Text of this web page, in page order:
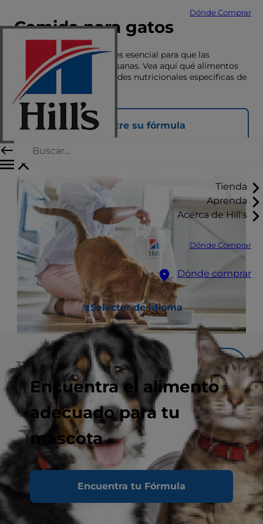
Dónde Comprar
Tienda
Aprenda
Acerca de Hill's
Dónde Comprar
Dónde comprar
Selector de idioma
Encuentra el alimento
adecuado para tu
mascota
Encuentra tu Fórmula
Comida para gatos
Una nutrición adecuada es esencial para que las
mascotas vivan felices y sanas. Vea aquí qué alimentos
se adaptan a las necesidades nutricionales específicas de
su mascota.
Encuentre su fórmula
32 resultados
Filtrar